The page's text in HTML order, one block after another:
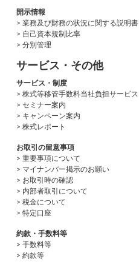
開示情報
> 業務及び財務の状況に関する説明書
> 自己資本規制比率
> 分別管理
サービス・その他
サービス・制度
> 株式等移管手数料当社負担サービス
> セミナー案内
> キャンペーン案内
> 株式レポート
お取引の留意事項
> 重要事項について
> マイナンバー掲示のお願い
> お取引時の確認
> 内部者取引について
> 税金について
> 特定口座
約款・手数料等
> 手数料等
> 約款等